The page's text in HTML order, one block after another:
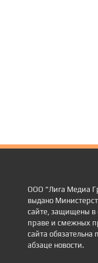
ООО "Лига Медиа
выдано
сайте, защищены в
праве и смежных
сайта
абзаце новости.